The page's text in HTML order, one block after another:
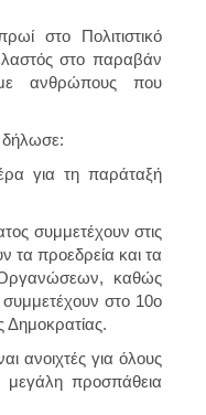
στο Πολιτιστικό
στο παραβάν
με ανθρώπους που
δήλωσε:
για τη παράταξή
συμμετέχουν στις
τα προεδρεία και τα
καθώς
συμμετέχουν στο 10ο
Δημοκρατίας.
ανοιχτές για όλους
προσπάθεια